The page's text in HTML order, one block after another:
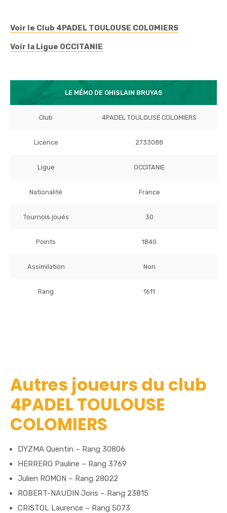
Voir le Club 4PADEL TOULOUSE COLOMIERS
Voir la Ligue OCCITANIE
LE MÉMO DE GHISLAIN BRUYAS
Club 4PADEL TOULOUSE COLOMIERS
Licence 2733088
Ligue OCCITANIE
Nationalité France
Tournois joués 30
Points 1840
Assimilation Non
Rang 1611
Autres joueurs du club
4PADEL TOULOUSE
COLOMIERS
DYZMA Quentin – Rang 30806
HERRERO Pauline – Rang 3769
Julien ROMON – Rang 28022
ROBERT-NAUDIN Joris – Rang 23815
CRISTOL Laurence – Rang 5073